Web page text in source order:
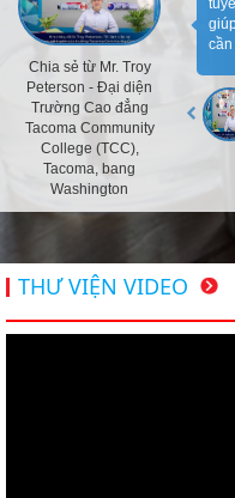
Chia sẻ từ Mr. Troy
Peterson - Đại diện
Trường Cao đẳng
Tacoma Community
College (TCC),
Tacoma, bang
Washington
THƯ VIỆN VIDEO